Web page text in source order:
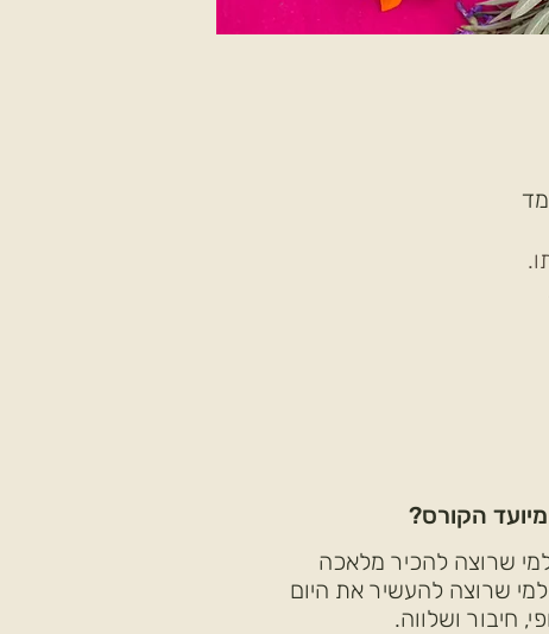
הקורס?
שרוצה להכיר מלאכה
שרוצה להעשיר את היום
חיבור ושלווה.